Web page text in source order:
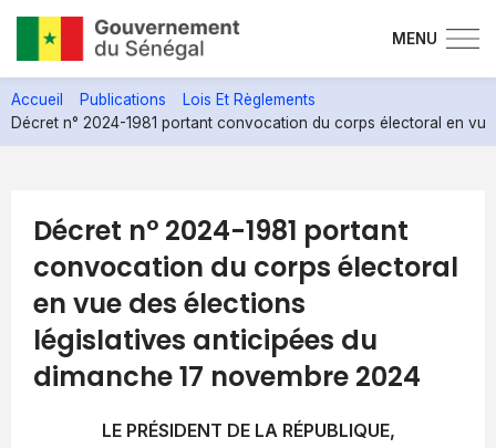
au
contenu
MENU
Accueil Publications
Lois Et Règlements
Décret n° 2024-1981 portant convocation du corps électoral en
Décret n° 2024-1981 portant
convocation du corps électoral
en vue des élections
législatives anticipées du
dimanche 17 novembre 2024
LE PRÉSIDENT DE LA RÉPUBLIQUE,